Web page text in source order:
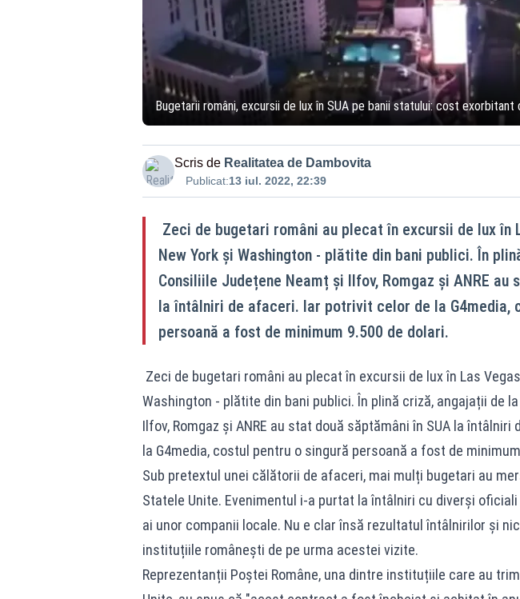
Bugetarii români, excursii de lux în SUA pe banii statului: cost
Scris de Realitatea de Dambovita
Publicat:13 iul. 2022, 22:39
Zeci de bugetari români au plecat în excursii de lux în
New York și Washington - plătite din bani publici. În
Consiliile Județene Neamț și Ilfov, Romgaz și ANRE au
la întâlniri de afaceri. Iar potrivit celor de la G4media,
persoană a fost de minimum 9.500 de dolari.
Zeci de bugetari români au plecat în excursii de lux în Las
Washington - plătite din bani publici. În plină criză, angajații de
Ilfov, Romgaz și ANRE au stat două săptămâni în SUA la
la G4media, costul pentru o singură persoană a fost de
Sub pretextul unei călătorii de afaceri, mai mulți bugetari au
Statele Unite. Evenimentul i-a purtat la întâlniri cu diverși
ai unor companii locale. Nu e clar însă rezultatul întâlnirilor și
instituțiile românești de pe urma acestei vizite.
Reprezentanții Poștei Române, una dintre instituțiile care au